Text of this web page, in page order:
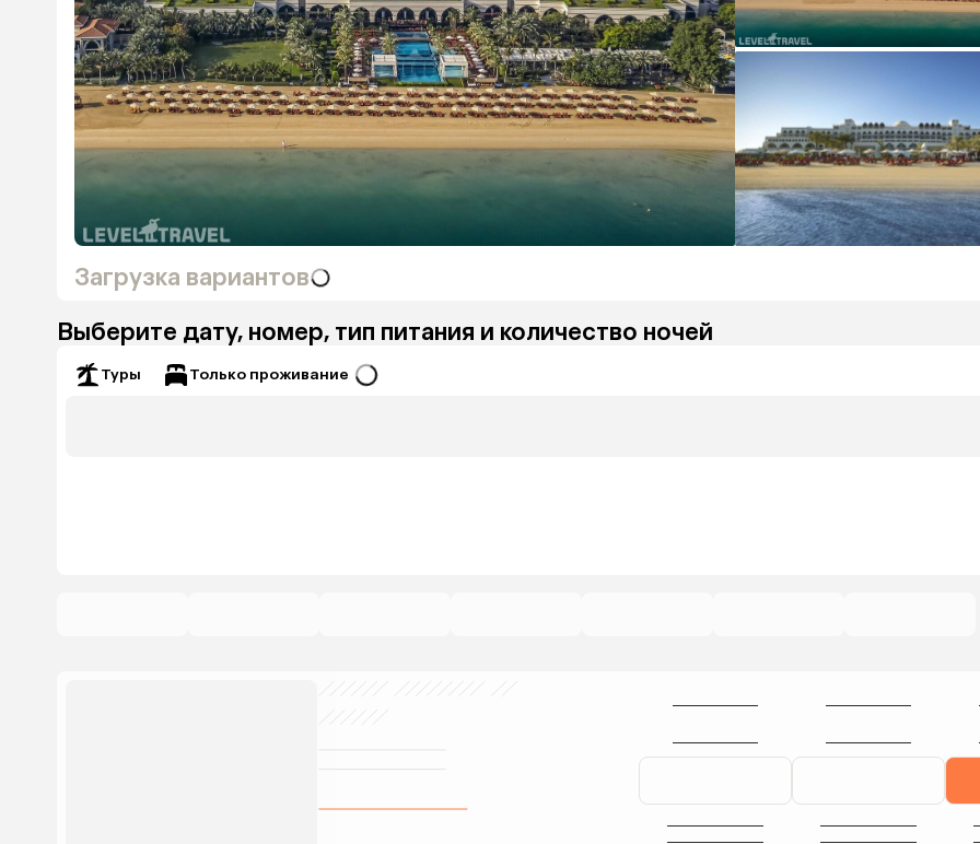
Загрузка вариантов
Выберите дату, номер, тип питания и количество ночей
Туры Только проживание